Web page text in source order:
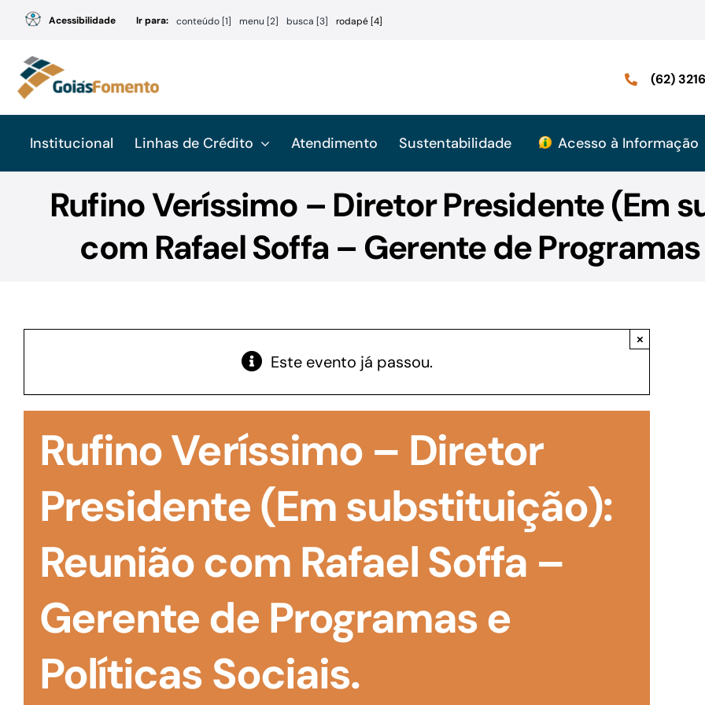
conteúdo
Acessibilidade Ir para: conteúdo [1] menu [2] busca [3] rodapé [4]
(62)
Institucional Linhas de Crédito
manutenção de estoques e despesas operacionais
realizar obras, dentre outros serviços
Turismo
Atendimento Sustentabilidade Acesso à Informação
Rufino Veríssimo – Diretor Presidente (Em
com Rafael Soffa – Gerente de
Este evento já passou.
×
Rufino Veríssimo – Diretor
Presidente (Em substituição):
Reunião com Rafael Soffa –
Gerente de Programas e
Políticas Sociais.